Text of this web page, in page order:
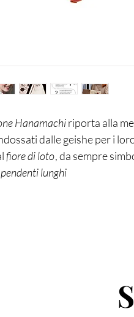
Hanamachiriporta alla
dalle geishe per i
fiore di loto, da sempre
lunghi